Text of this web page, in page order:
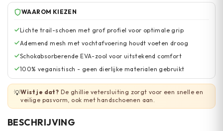
WAAROM KIEZEN
Lichte trail-schoen met grof profiel voor optimale grip
Ademend mesh met vochtafvoering houdt voeten droog
Schokabsorberende EVA-zool voor uitstekend comfort
100% veganistisch - geen dierlijke materialen gebruikt
💡Wist je dat? De ghillie vetersluiting zorgt voor een snelle en
veilige pasvorm, ook met handschoenen aan.
BESCHRIJVING